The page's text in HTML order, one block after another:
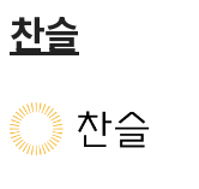
찬슬